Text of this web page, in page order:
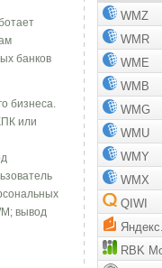
банков
бизнеса.
или
вывод
WMZ
WMR
WME
WMB
WMG
WMU
WMY
WMX
QIWI
RBK